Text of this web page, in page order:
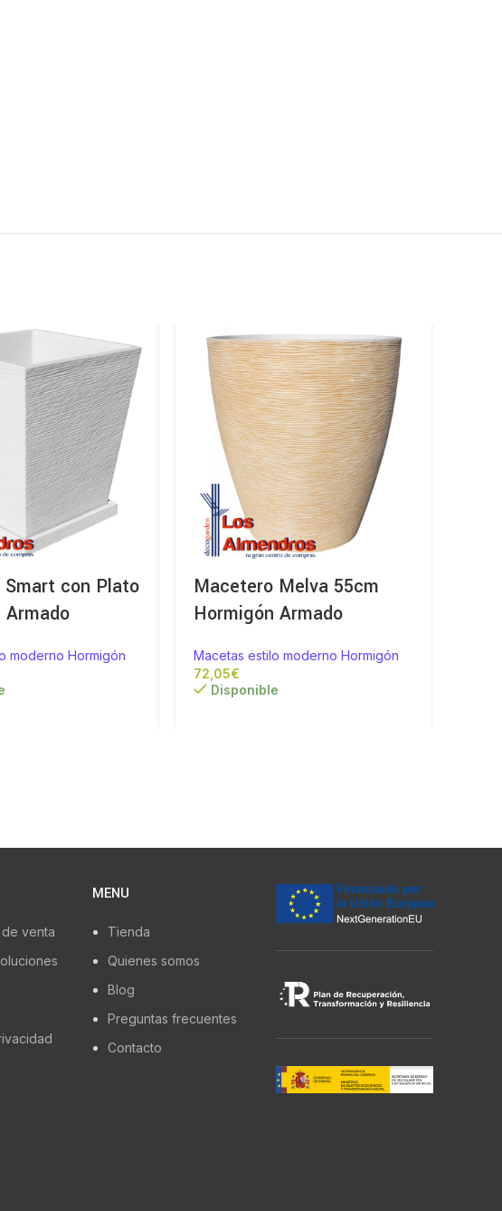
con Plato
moderno Hormigón
Macetero Melva 55cm
Hormigón Armado
Macetas estilo moderno Hormigón
€
Disponible
venta
MENU
Tienda
Quienes somos
Blog
Preguntas frecuentes
Contacto